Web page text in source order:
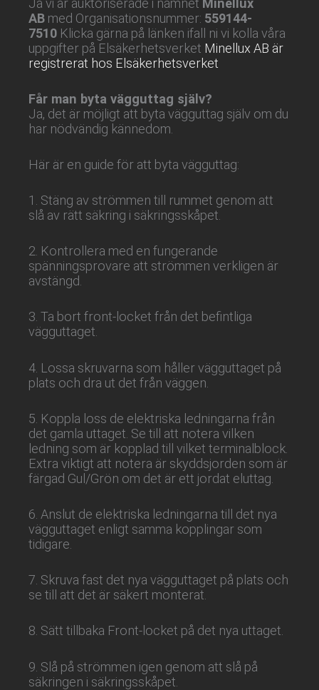
AB med Organisationsnummer: 559144-
7510 Klicka gärna på länken ifall ni vi kolla våra
uppgifter på Elsäkerhetsverket Minellux AB är
registrerat hos Elsäkerhetsverket
Får man byta vägguttag själv?
Ja, det är möjligt att byta vägguttag själv om du
har nödvändig kännedom.
Här är en guide för att byta vägguttag:
1. Stäng av strömmen till rummet genom att
slå av rätt säkring i säkringsskåpet.
2. Kontrollera med en fungerande
spänningsprovare att strömmen verkligen är
avstängd.
3. Ta bort front-locket från det befintliga
vägguttaget.
4. Lossa skruvarna som håller vägguttaget på
plats och dra ut det från väggen.
5. Koppla loss de elektriska ledningarna från
det gamla uttaget. Se till att notera vilken
ledning som är kopplad till vilket terminalblock.
Extra viktigt att notera är skyddsjorden som är
färgad Gul/Grön om det är ett jordat eluttag.
6. Anslut de elektriska ledningarna till det nya
vägguttaget enligt samma kopplingar som
tidigare.
7. Skruva fast det nya vägguttaget på plats och
se till att det är säkert monterat.
8. Sätt tillbaka Front-locket på det nya uttaget.
9. Slå på strömmen igen genom att slå på
säkringen i säkringsskåpet.